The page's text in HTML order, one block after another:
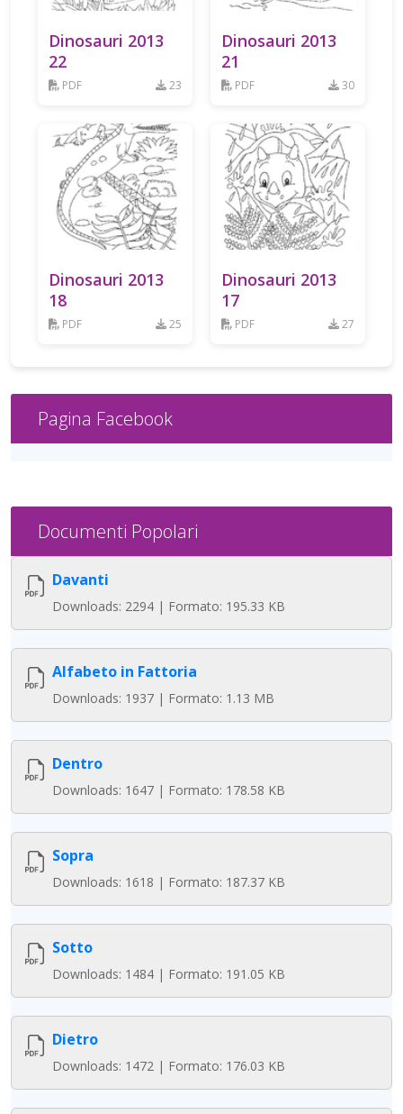
Dinosauri 2013
22
PDF 23
Dinosauri 2013
21
PDF 30
Dinosauri 2013
18
PDF 25
Dinosauri 2013
17
PDF 27
Pagina Facebook
Documenti Popolari
Davanti
Downloads: 2294 | Formato: 195.33 KB
Alfabeto in Fattoria
Downloads: 1937 | Formato: 1.13 MB
Dentro
Downloads: 1647 | Formato: 178.58 KB
Sopra
Downloads: 1618 | Formato: 187.37 KB
Sotto
Downloads: 1484 | Formato: 191.05 KB
Dietro
Downloads: 1472 | Formato: 176.03 KB